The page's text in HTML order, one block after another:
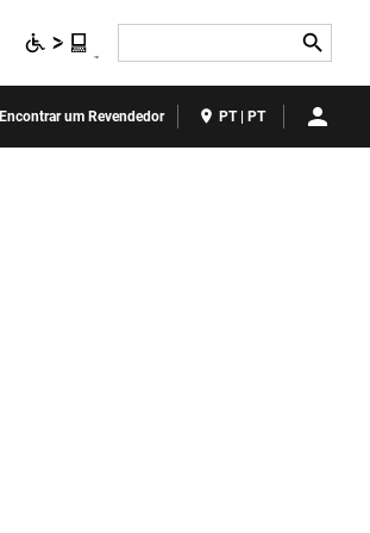
Encontrar um Revendedor PT | PT